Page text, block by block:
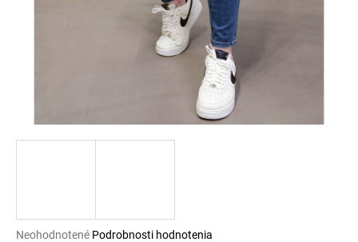
Priemerné
Neohodnotené Podrobnosti hodnotenia